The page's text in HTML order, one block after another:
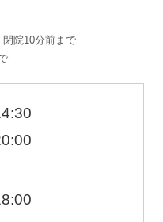
院10分前まで